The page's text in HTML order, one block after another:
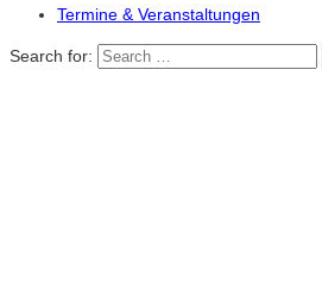
Termine & Veranstaltungen
Search for: